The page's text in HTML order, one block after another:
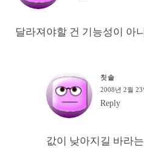
달라져야할 건 기능성이 아
칫솔
2008년 2월 23
Reply
값이 낮아지길 바라